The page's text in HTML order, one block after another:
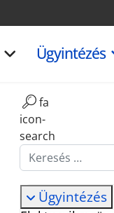
Ügyintézés
fa
icon-
search
Keresés...
Ügyintézés